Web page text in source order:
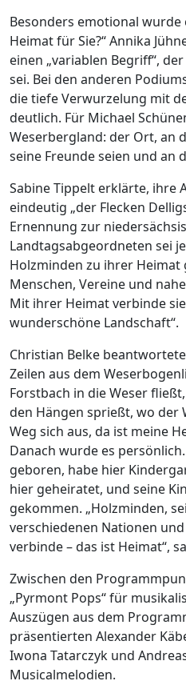
Besonders emotional wurde
Heimat für Sie?“ Annika
einen „variablen Begriff“,
sei. Bei den anderen
die tiefe Verwurzelung mit
deutlich. Für Michael
Weserbergland: der Ort, an
seine Freunde seien und an
Sabine Tippelt erklärte, ihre
eindeutig „der Flecken
Ernennung zur
Landtagsabgeordneten sei
Holzminden zu ihrer Heimat
Menschen, Vereine und
Mit ihrer Heimat verbinde
wunderschöne Landschaft“.
Christian Belke
Zeilen aus dem
Forstbach in die Weser
den Hängen sprießt, wo der
Weg sich aus, da ist meine
Danach wurde es
geboren, habe hier
hier geheiratet, und seine
gekommen. „Holzminden,
verschiedenen Nationen
verbinde – das ist Heimat“,
Zwischen den
„Pyrmont Pops“ für
Auszügen aus dem
präsentierten Alexander
Iwona Tatarczyk und
Musicalmelodien.